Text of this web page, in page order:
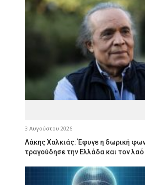
3 Αυγούστου 2026
Λάκης Χαλκιάς: Έφυγε η δωρική
τραγούδησε την Ελλάδα και τον